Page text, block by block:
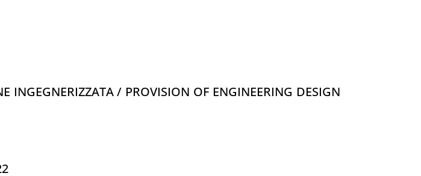
INGEGNERIZZATA / PROVISION OF ENGINEERING DESIGN